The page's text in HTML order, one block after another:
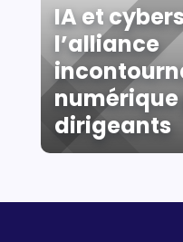
IA et
l’alliance
numérique
dirigeants